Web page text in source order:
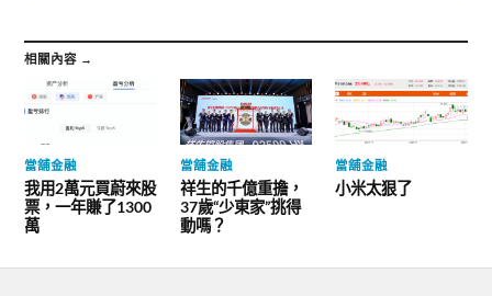
相關內容 →
當舖金融
我用2萬元買蔚來股
票，一年賺了1300
萬
當舖金融
祥生的千億重擔，
37歲“少東家”挑得
動嗎？
當舖金融
小米太狠了